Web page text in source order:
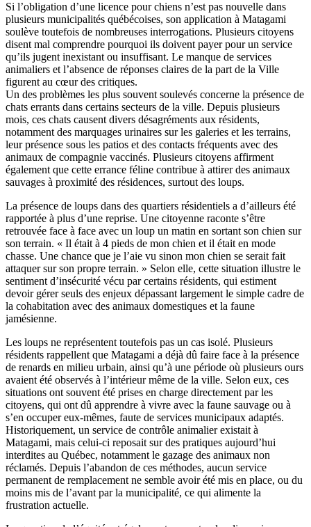
Si l’obligation d’une licence pour chiens n’est pas nouvelle dans
plusieurs municipalités québécoises, son application à Matagami
soulève toutefois de nombreuses interrogations. Plusieurs citoyens
disent mal comprendre pourquoi ils doivent payer pour un service
qu’ils jugent inexistant ou insuffisant. Le manque de services
animaliers et l’absence de réponses claires de la part de la Ville
figurent au cœur des critiques.
Un des problèmes les plus souvent soulevés concerne la présence de
chats errants dans certains secteurs de la ville. Depuis plusieurs
mois, ces chats causent divers désagréments aux résidents,
notamment des marquages urinaires sur les galeries et les terrains,
leur présence sous les patios et des contacts fréquents avec des
animaux de compagnie vaccinés. Plusieurs citoyens affirment
également que cette errance féline contribue à attirer des animaux
sauvages à proximité des résidences, surtout des loups.
La présence de loups dans des quartiers résidentiels a d’ailleurs été
rapportée à plus d’une reprise. Une citoyenne raconte s’être
retrouvée face à face avec un loup un matin en sortant son chien sur
son terrain. « Il était à 4 pieds de mon chien et il était en mode
chasse. Une chance que je l’aie vu sinon mon chien se serait fait
attaquer sur son propre terrain. » Selon elle, cette situation illustre le
sentiment d’insécurité vécu par certains résidents, qui estiment
devoir gérer seuls des enjeux dépassant largement le simple cadre de
la cohabitation avec des animaux domestiques et la faune
jamésienne.
Les loups ne représentent toutefois pas un cas isolé. Plusieurs
résidents rappellent que Matagami a déjà dû faire face à la présence
de renards en milieu urbain, ainsi qu’à une période où plusieurs ours
avaient été observés à l’intérieur même de la ville. Selon eux, ces
situations ont souvent été prises en charge directement par les
citoyens, qui ont dû apprendre à vivre avec la faune sauvage ou à
s’en occuper eux-mêmes, faute de services municipaux adaptés.
Historiquement, un service de contrôle animalier existait à
Matagami, mais celui-ci reposait sur des pratiques aujourd’hui
interdites au Québec, notamment le gazage des animaux non
réclamés. Depuis l’abandon de ces méthodes, aucun service
permanent de remplacement ne semble avoir été mis en place, ou du
moins mis de l’avant par la municipalité, ce qui alimente la
frustration actuelle.